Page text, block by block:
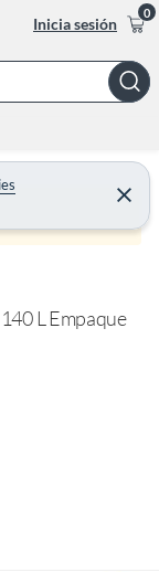
Inicia sesión
0
C
e
r
L Empaque